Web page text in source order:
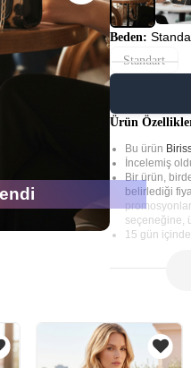
Beden:
Standart
Ürün
Bu ürün
İncelemiş
Bir ürün,
belirlediği
seçeneğine,
15 gün içinde